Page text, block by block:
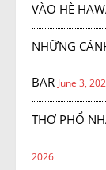
VÀO HÈ
NHỮNG
BAR June 3,
THƠ PHỔ
2026